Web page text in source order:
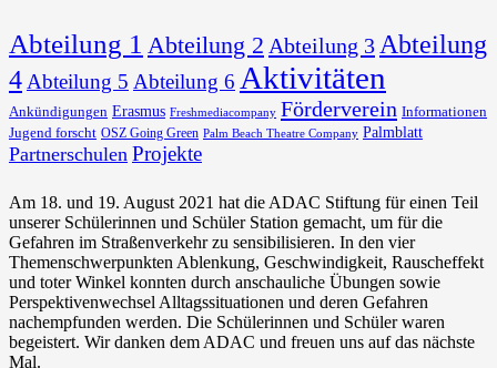
Abteilung 1 Abteilung 2 Abteilung 3 Abteilung
4 Abteilung 5 Abteilung 6 Aktivitäten
Ankündigungen Erasmus Freshmediacompany Förderverein Informationen
Jugend forscht OSZ Going Green Palm Beach Theatre Company Palmblatt
Partnerschulen Projekte
Am 18. und 19. August 2021 hat die ADAC Stiftung für einen Teil
unserer Schülerinnen und Schüler Station gemacht, um für die
Gefahren im Straßenverkehr zu sensibilisieren. In den vier
Themenschwerpunkten Ablenkung, Geschwindigkeit, Rauscheffekt
und toter Winkel konnten durch anschauliche Übungen sowie
Perspektivenwechsel Alltagssituationen und deren Gefahren
nachempfunden werden. Die Schülerinnen und Schüler waren
begeistert. Wir danken dem ADAC und freuen uns auf das nächste
Mal.